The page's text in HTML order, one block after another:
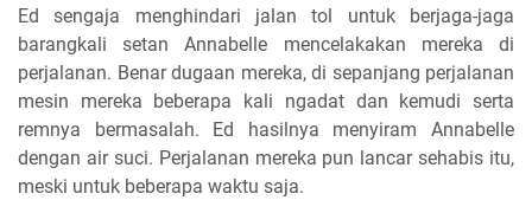
Ed sengaja menghindari jalan tol untuk berjaga-jaga
barangkali setan Annabelle mencelakakan mereka di
perjalanan. Benar dugaan mereka, di sepanjang perjalanan
mesin mereka beberapa kali ngadat dan kemudi serta
remnya bermasalah. Ed hasilnya menyiram Annabelle
dengan air suci. Perjalanan mereka pun lancar sehabis itu,
meski untuk beberapa waktu saja.